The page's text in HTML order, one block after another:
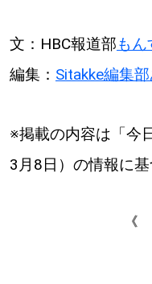
文：HBC報道部も
編集： Sitakke編集
※掲載の内容は「今
3月8日）の情報に基
《